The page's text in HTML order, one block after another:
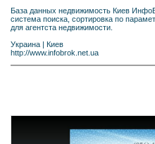
База данных недвижимость Киев
система поиска, сортировка по
для агентста недвижимости.
Украина
Киев
http://www.infobrok.net.ua